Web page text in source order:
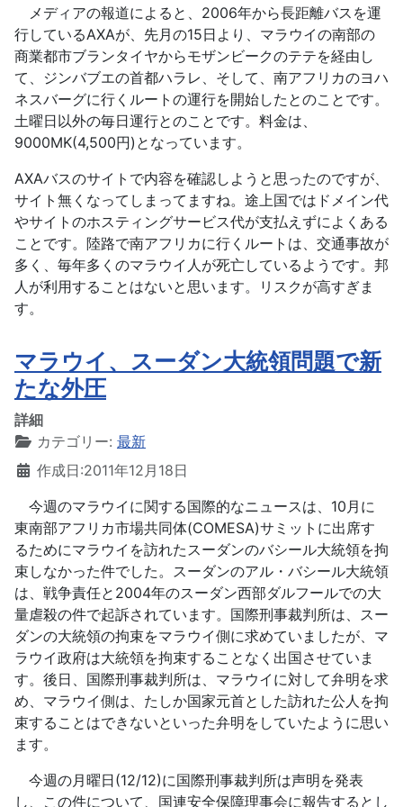
メディアの報道によると、2006年から長距離バスを運
行しているAXAが、先月の15日より、マラウイの南部の
商業都市ブランタイヤからモザンビークのテテを経由し
て、ジンバブエの首都ハラレ、そして、南アフリカのヨハ
ネスバーグに行くルートの運行を開始したとのことです。
土曜日以外の毎日運行とのことです。料金は、
9000MK(4,500円)となっています。
AXAバスのサイトで内容を確認しようと思ったのですが、
サイト無くなってしまってますね。途上国ではドメイン代
やサイトのホスティングサービス代が支払えずによくある
ことです。陸路で南アフリカに行くルートは、交通事故が
多く、毎年多くのマラウイ人が死亡しているようです。邦
人が利用することはないと思います。リスクが高すぎま
す。
マラウイ、スーダン大統領問題で新
たな外圧
詳細
カテゴリー: 最新
作成日:2011年12月18日
今週のマラウイに関する国際的なニュースは、10月に
東南部アフリカ市場共同体(COMESA)サミットに出席す
るためにマラウイを訪れたスーダンのバシール大統領を拘
束しなかった件でした。スーダンのアル・バシール大統領
は、戦争責任と2004年のスーダン西部ダルフールでの大
量虐殺の件で起訴されています。国際刑事裁判所は、スー
ダンの大統領の拘束をマラウイ側に求めていましたが、マ
ラウイ政府は大統領を拘束することなく出国させていま
す。後日、国際刑事裁判所は、マラウイに対して弁明を求
め、マラウイ側は、たしか国家元首とした訪れた公人を拘
束することはできないといった弁明をしていたように思い
ます。
今週の月曜日(12/12)に国際刑事裁判所は声明を発表
し、この件について、国連安全保障理事会に報告するとし